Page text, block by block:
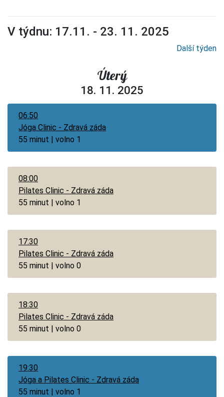
V týdnu: 17.11. - 23. 11. 2025
Další týden
Úterý
18. 11. 2025
06:50
Jóga Clinic - Zdravá záda
55 minut | volno 1
08:00
Pilates Clinic - Zdravá záda
55 minut | volno 1
17:30
Pilates Clinic - Zdravá záda
55 minut | volno 0
18:30
Pilates Clinic - Zdravá záda
55 minut | volno 0
19:30
Jóga a Pilates Clinic - Zdravá záda
55 minut | volno 1